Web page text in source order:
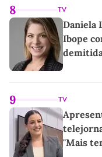
8 TV
Daniela
Ibope
9 TV
"Mais